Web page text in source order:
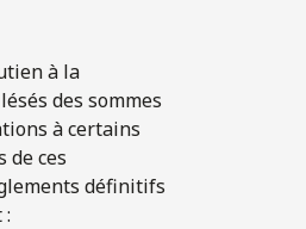
à la
des sommes
à certains
de ces
définitifs